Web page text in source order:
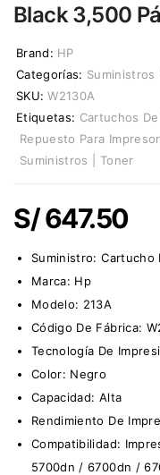
Black 3,500
Brand: HP
Categorías: Suministros
SKU: W2130A
Etiquetas: Cartuchos
Repuesto Para
Suministros | Toner
S/647.50
Suministro:Cartucho
Marca: Hp
Modelo: 213A
Código De Fábrica:
Tecnología De
Color: Negro
Capacidad: Alta
Rendimiento De
Compatibilidad:
5700dn / 6700dn /